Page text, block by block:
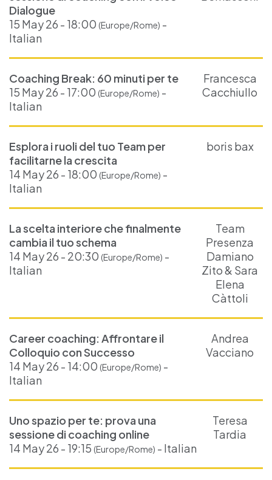
Dialogue
15 May 26 - 18:00 (Europe/Rome) -
Italian
Coaching Break: 60 minuti per te
15 May 26 - 17:00 (Europe/Rome) -
Italian
Francesca
Cacchiullo
Esplora i ruoli del tuo Team per
facilitarne la crescita
14 May 26 - 18:00 (Europe/Rome) -
Italian
boris bax
La scelta interiore che finalmente
cambia il tuo schema
14 May 26 - 20:30 (Europe/Rome) -
Italian
Team
Presenza
Damiano
Zito & Sara
Elena
Càttoli
Career coaching: Affrontare il
Colloquio con Successo
14 May 26 - 14:00 (Europe/Rome) -
Italian
Andrea
Vacciano
Uno spazio per te: prova una
sessione di coaching online
14 May 26 - 19:15 (Europe/Rome) - Italian
Teresa
Tardia